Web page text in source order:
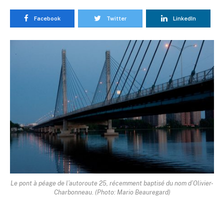
Facebook Twitter LinkedIn
Le pont à péage de l’autoroute 25, récemment baptisé du nom d’Olivier-
Charbonneau. (Photo: Mario Beauregard)